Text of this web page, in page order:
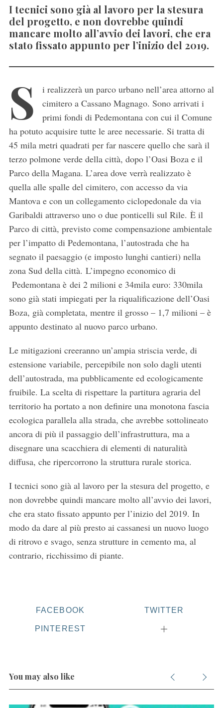
I tecnici sono già al lavoro per la stesura
del progetto, e non dovrebbe quindi
mancare molto all’avvio dei lavori, che era
stato fissato appunto per l’inizio del 2019.
S
i realizzerà un parco urbano nell’area attorno al
cimitero a Cassano Magnago. Sono arrivati i
primi fondi di Pedemontana con cui il Comune
ha potuto acquisire tutte le aree necessarie. Si tratta di
45 mila metri quadrati per far nascere quello che sarà il
terzo polmone verde della città, dopo l’Oasi Boza e il
Parco della Magana. L’area dove verrà realizzato è
quella alle spalle del cimitero, con accesso da via
Mantova e con un collegamento ciclopedonale da via
Garibaldi attraverso uno o due ponticelli sul Rile. È il
Parco di città, previsto come compensazione ambientale
per l’impatto di Pedemontana, l’autostrada che ha
segnato il paesaggio (e imposto lunghi cantieri) nella
zona Sud della città. L’impegno economico di
Pedemontana è dei 2 milioni e 34mila euro: 330mila
sono già stati impiegati per la riqualificazione dell’Oasi
Boza, già completata, mentre il grosso – 1,7 milioni – è
appunto destinato al nuovo parco urbano.
Le mitigazioni creeranno un’ampia striscia verde, di
estensione variabile, percepibile non solo dagli utenti
dell’autostrada, ma pubblicamente ed ecologicamente
fruibile. La scelta di rispettare la partitura agraria del
territorio ha portato a non definire una monotona fascia
ecologica parallela alla strada, che avrebbe sottolineato
ancora di più il passaggio dell’infrastruttura, ma a
disegnare una scacchiera di elementi di naturalità
diffusa, che ripercorrono la struttura rurale storica.
I tecnici sono già al lavoro per la stesura del progetto, e
non dovrebbe quindi mancare molto all’avvio dei lavori,
che era stato fissato appunto per l’inizio del 2019. In
modo da dare al più presto ai cassanesi un nuovo luogo
di ritrovo e svago, senza strutture in cemento ma, al
contrario, ricchissimo di piante.
FACEBOOK TWITTER
PINTEREST
You may also like